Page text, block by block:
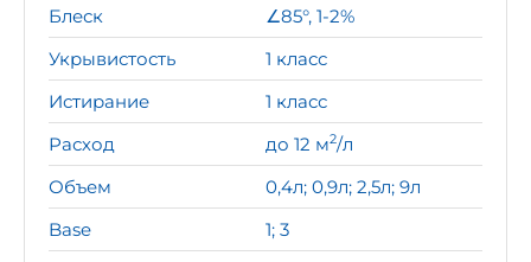
Блеск
∠85°, 1-2%
Укрывистость
1 класс
Истирание
1 класс
Расход
до 12 м2/л
Объем
0,4л; 0,9л; 2,5л; 9л
Base
1; 3